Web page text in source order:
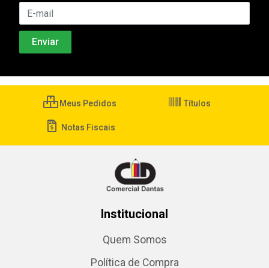
Meus Pedidos Títulos
Notas Fiscais
Institucional
Quem Somos
Política de Compra